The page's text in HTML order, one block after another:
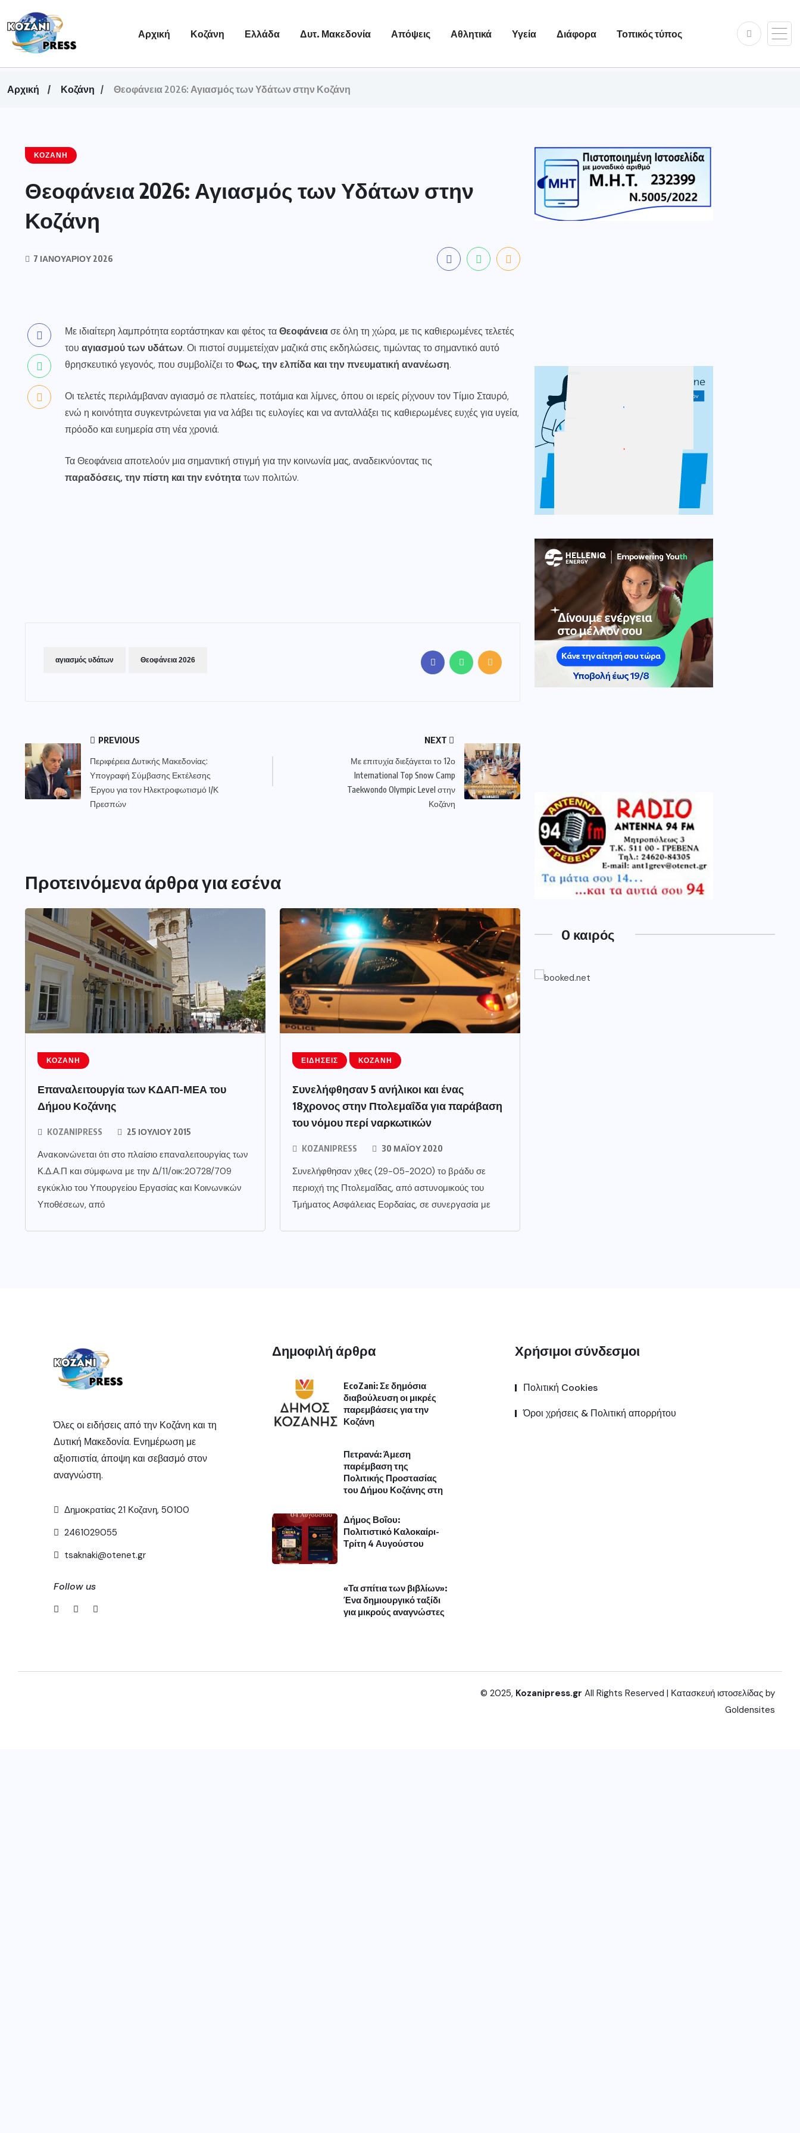
Αρχική Κοζάνη Ελλάδα Δυτ. Μακεδονία Απόψεις Αθλητικά Υγεία Διάφορα Τοπικός τύπος
Αρχική Κοζάνη Θεοφάνεια 2026: Αγιασμός των Υδάτων στην Κοζάνη
ΚΟΖΆΝΗ
Θεοφάνεια 2026: Αγιασμός των Υδάτων στην
Κοζάνη
7 ΙΑΝΟΥΑΡΊΟΥ 2026
Με ιδιαίτερη λαμπρότητα εορτάστηκαν και φέτος ταΘεοφάνειασε όλη τη χώρα, με τις καθιερωμένες τελετές
του αγιασμού των υδάτων. Οι πιστοί συμμετείχαν μαζικά στις εκδηλώσεις, τιμώντας το σημαντικό αυτό
θρησκευτικό γεγονός, που συμβολίζει τοΦως, την ελπίδα και την πνευματική ανανέωση.
Οι τελετές περιλάμβαναν αγιασμό σε πλατείες, ποτάμια και λίμνες, όπου οι ιερείς ρίχνουν τον Τίμιο Σταυρό,
ενώ η κοινότητα συγκεντρώνεται για να λάβει τις ευλογίες και να ανταλλάξει τις καθιερωμένες ευχές για υγεία,
πρόοδο και ευημερία στη νέα χρονιά.
Τα Θεοφάνεια αποτελούν μια σημαντική στιγμή για την κοινωνία μας, αναδεικνύοντας τις
παραδόσεις, την πίστη και την ενότητατων πολιτών.
αγιασμός υδάτων Θεοφάνεια 2026
PREVIOUS
Περιφέρεια Δυτικής Μακεδονίας:
Υπογραφή Σύμβασης Εκτέλεσης
Έργου για τον Ηλεκτροφωτισμό Ι/Κ
Πρεσπών
NEXT
Με επιτυχία διεξάγεται το 12ο
International Top Snow Camp
Taekwondo Olympic Level στην
Κοζάνη
Προτεινόμενα άρθρα για εσένα
ΚΟΖΆΝΗ
Επαναλειτουργία των ΚΔΑΠ-ΜΕΑ του
Δήμου Κοζάνης
KOZANIPRESS 25 ΙΟΥΛΊΟΥ 2015
Ανακοινώνεται ότι στο πλαίσιο επαναλειτουργίας των
Κ.Δ.Α.Π και σύμφωνα με την Δ/11/οικ:20728/709
εγκύκλιο του Υπουργείου Εργασίας και Κοινωνικών
Υποθέσεων, από
ΕΙΔΉΣΕΙΣ ΚΟΖΆΝΗ
Συνελήφθησαν 5 ανήλικοι και ένας
18χρονος στην Πτολεμαΐδα για παράβαση
του νόμου περί ναρκωτικών
KOZANIPRESS 30 ΜΑΪ́ΟΥ 2020
Συνελήφθησαν χθες (29-05-2020) το βράδυ σε
περιοχή της Πτολεμαΐδας, από αστυνομικούς του
Τμήματος Ασφάλειας Εορδαίας, σε συνεργασία με
O καιρός
Όλες οι ειδήσεις από την Κοζάνη και τη
Δυτική Μακεδονία. Ενημέρωση με
αξιοπιστία, άποψη και σεβασμό στον
αναγνώστη.
Δημοκρατίας 21 Κοζανη, 50100
2461029055
tsaknaki@otenet.gr
Follow us
Δημοφιλή άρθρα
EcoZani: Σε δημόσια
διαβούλευση οι μικρές
παρεμβάσεις για την
Κοζάνη
Πετρανά: Άμεση
παρέμβαση της
Πολιτικής Προστασίας
του Δήμου Κοζάνης στη
Δήμος Βοΐου:
Πολιτιστικό Καλοκαίρι-
Τρίτη 4 Αυγούστου
«Τα σπίτια των βιβλίων»:
Ένα δημιουργικό ταξίδι
για μικρούς αναγνώστες
Χρήσιμοι σύνδεσμοι
Πολιτική Cookies
Όροι χρήσεις & Πολιτική απορρήτου
© 2025, Kozanipress.gr All Rights Reserved | Κατασκευή ιστοσελίδας by
Goldensites